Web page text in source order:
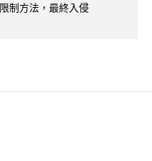
制方法，最終入侵